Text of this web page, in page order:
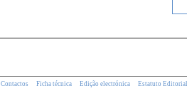
Contactos Ficha técnica Edição electrónica Estatuto Editorial